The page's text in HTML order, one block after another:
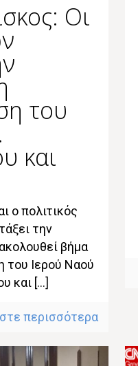
Οι
του
και
ο πολιτικός
την
βήμα
του Ιερού Ναού
και […]
περισσότερα